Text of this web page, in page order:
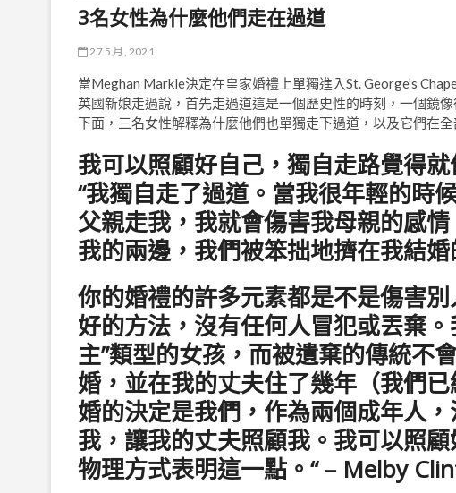
3名女性為什麼他們走在過道
27 5 月, 2021
當Meghan Markle決定在皇家婚禮上單獨進入St. George’s
英國新娘走過說，首先走過道這是一個歷史性的時刻，一個鏡
下面，三名女性解釋為什麼他們也單獨走下過道，以及它們在全
我可以照顧好自己，獨自走路覺得
“我獨自走了過道。當我很年輕的時
父親走我，我就會傷害我母親的感
我的兩邊，我們被笨拙地擠在我結
你的婚禮的許多元素都是不是傷害
好的方法，沒有任何人冒犯或丟棄
主”類型的女孩，而被遺棄的傳統不
婚，並在我的丈夫住了幾年（我們
婚的決定是我們，作為兩個成年人
我，讓我的丈夫照顧我。我可以照
物理方式表明這一點。“ – Melby